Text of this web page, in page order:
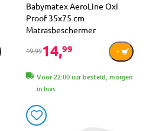
Babymatex AeroLine Oxi
Proof 35x75 cm
Matrasbeschermer
19,9914,99
Voor 22:00 uur besteld, morgen
in huis